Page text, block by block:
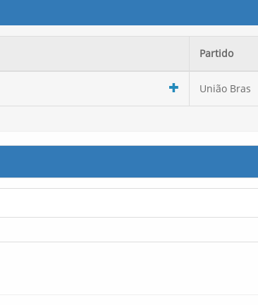
Partido
União Bras